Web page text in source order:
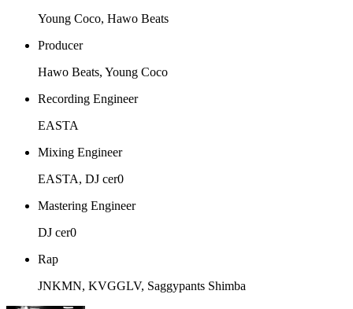
Young Coco, Hawo Beats
Producer
Hawo Beats, Young Coco
Recording Engineer
EASTA
Mixing Engineer
EASTA, DJ cer0
Mastering Engineer
DJ cer0
Rap
JNKMN, KVGGLV, Saggypants Shimba